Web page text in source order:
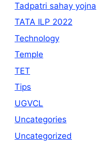
Tadpatri sahay yojna
TATA ILP 2022
Technology
Temple
TET
Tips
UGVCL
Uncategories
Uncategorized